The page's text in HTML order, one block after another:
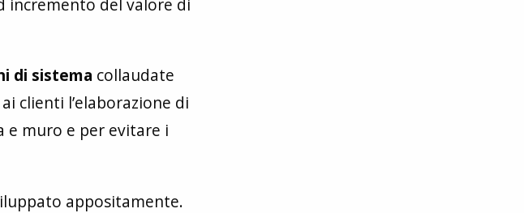
incremento del valore di
di sistema collaudate
clienti l’elaborazione di
e muro e per evitare i
appositamente.